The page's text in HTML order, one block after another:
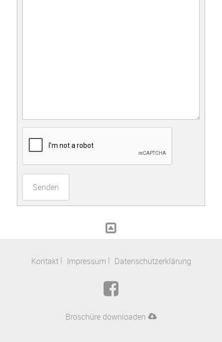
Senden
Kontakt Impressum Datenschutzerklärung
Broschüre downloaden